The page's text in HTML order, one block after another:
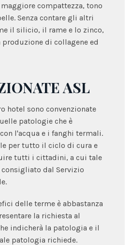
compattezza, tono
Senza contare gli altri
il silicio, il rame e lo zinco,
di collagene ed
ASL
hotel sono convenzionate
patologie che è
l'acqua e i fanghi termali.
per tutto il ciclo di cura e
tutti i cittadini, a cui tale
dal Servizio
delle terme è abbastanza
la richiesta al
indicherà la patologia e il
patologia richiede.